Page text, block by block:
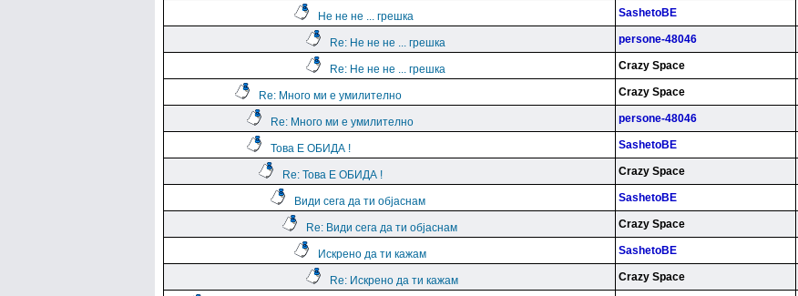
Не не не ... грешка SashetoBE
Re: Не не не ... грешка persone-48046
Re: Не не не ... грешка Crazy Space
Re: Много ми е умилително Crazy Space
Re: Много ми е умилително persone-48046
Това Е ОБИДА ! SashetoBE
Re: Това Е ОБИДА ! Crazy Space
Види сега да ти објаснам SashetoBE
Re: Види сега да ти објаснам Crazy Space
Искрено да ти кажам SashetoBE
Re: Искрено да ти кажам Crazy Space